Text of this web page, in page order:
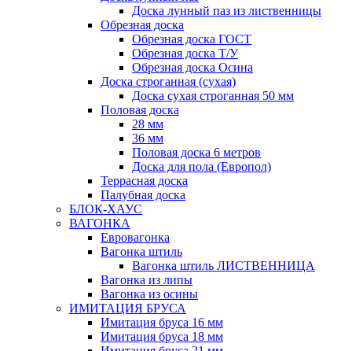
Доска лунный паз из лиственницы
Обрезная доска
Обрезная доска ГОСТ
Обрезная доска Т/У
Обрезная доска Осина
Доска строганная (сухая)
Доска сухая строганная 50 мм
Половая доска
28 мм
36 мм
Половая доска 6 метров
Доска для пола (Европол)
Террасная доска
Палубная доска
БЛОК-ХАУС
ВАГОНКА
Евровагонка
Вагонка штиль
Вагонка штиль ЛИСТВЕННИЦА
Вагонка из липы
Вагонка из осины
ИМИТАЦИЯ БРУСА
Имитация бруса 16 мм
Имитация бруса 18 мм